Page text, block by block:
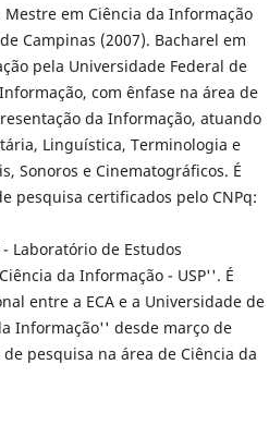
em Ciência da Informação
Campinas (2007). Bacharel em
pela Universidade Federal de
com ênfase na área de
da Informação, atuando
Linguística, Terminologia e
Sonoros e Cinematográficos. É
pesquisa certificados pelo CNPq:
Laboratório de Estudos
da Informação - USP''. É
entre a ECA e a Universidade de
Informação'' desde março de
pesquisa na área de Ciência da